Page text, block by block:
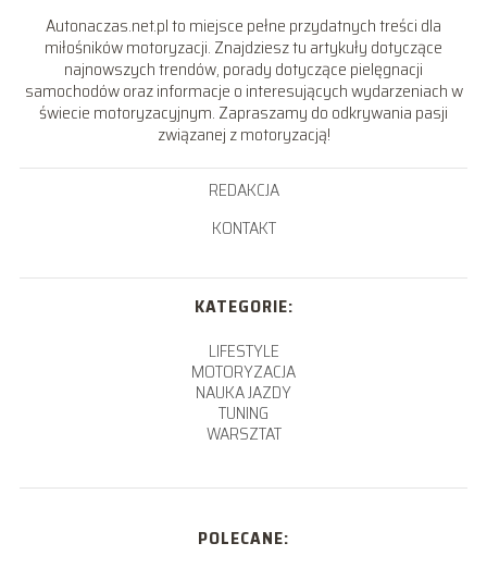
Autonaczas.net.pl to miejsce pełne przydatnych treści dla
miłośników motoryzacji. Znajdziesz tu artykuły dotyczące
najnowszych trendów, porady dotyczące pielęgnacji
samochodów oraz informacje o interesujących wydarzeniach w
świecie motoryzacyjnym. Zapraszamy do odkrywania pasji
związanej z motoryzacją!
REDAKCJA
KONTAKT
KATEGORIE:
LIFESTYLE
MOTORYZACJA
NAUKA JAZDY
TUNING
WARSZTAT
POLECANE: